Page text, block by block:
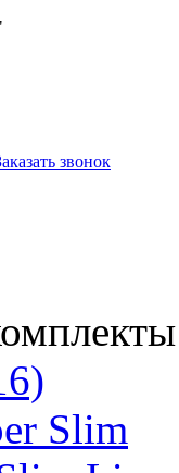
звонок
Slim